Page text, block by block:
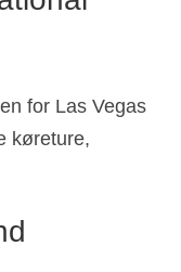
for Las Vegas
køreture,